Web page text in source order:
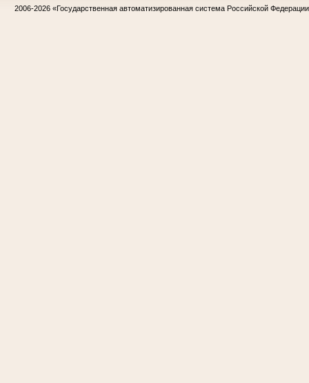
2006-2026 «Государственная автоматизированная система Российской